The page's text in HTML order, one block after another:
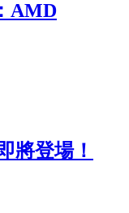
AMD
將登場！